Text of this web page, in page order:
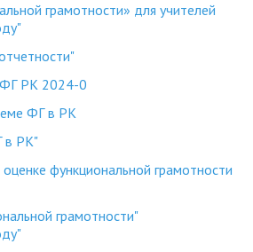
грамотности» для учителей
РК 2024-0
ФГ в РК
в РК"
функциональной грамотности
грамотности"